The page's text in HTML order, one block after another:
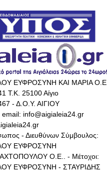
ΕΥΦΡΟΣΥΝΗ ΚΑΙ ΜΑΡΙΑ Ο.Ε.
Τ.Κ. 25100 Αίγιο
- Δ.Ο.Υ. ΑΙΓΙΟΥ
info@aigialeia24.gr
- Διευθύνων Σύμβουλος:
ΕΥΦΡΟΣΥΝΗ
Ο.Ε.. - Μέτοχοι:
ΕΥΦΡΟΣΥΝΗ - ΣΤΑΥΡΙΔΗΣ